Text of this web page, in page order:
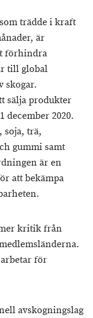
trädde i kraft
är
förhindra
till global
skogar.
sälja produkter
december 2020.
soja, trä,
gummi samt
är en
att bekämpa
kritik från
för
avskogningslag